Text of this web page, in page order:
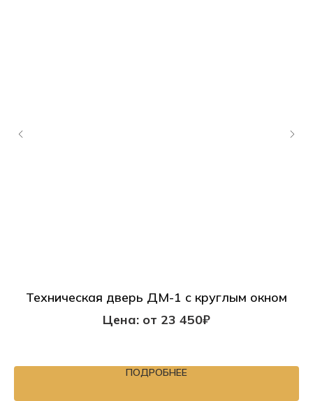
Техническая дверь ДМ-1 с круглым окном
Цена: от 23 450₽
ПОДРОБНЕЕ